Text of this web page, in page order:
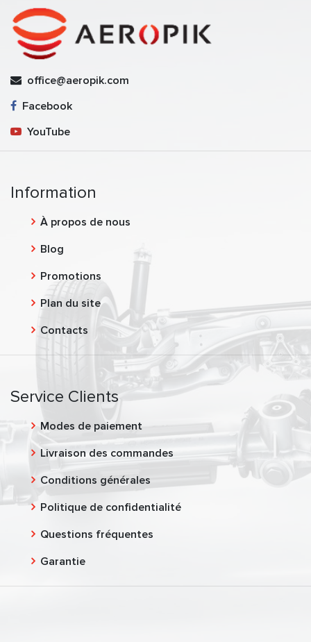
office@aeropik.com
Facebook
YouTube
Information
À propos de nous
Blog
Promotions
Plan du site
Contacts
Service Clients
Modes de paiement
Livraison des commandes
Conditions générales
Politique de confidentialité
Questions fréquentes
Garantie